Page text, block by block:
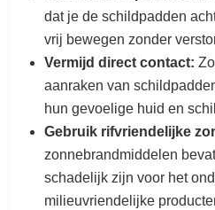
dat je de schildpadden
vrij bewegen zonder
Vermijd direct contact:
aanraken van
hun gevoelige huid en
Gebruik rifvriendelijke
zonnebrandmiddelen
schadelijk zijn voor het
milieuvriendelijke